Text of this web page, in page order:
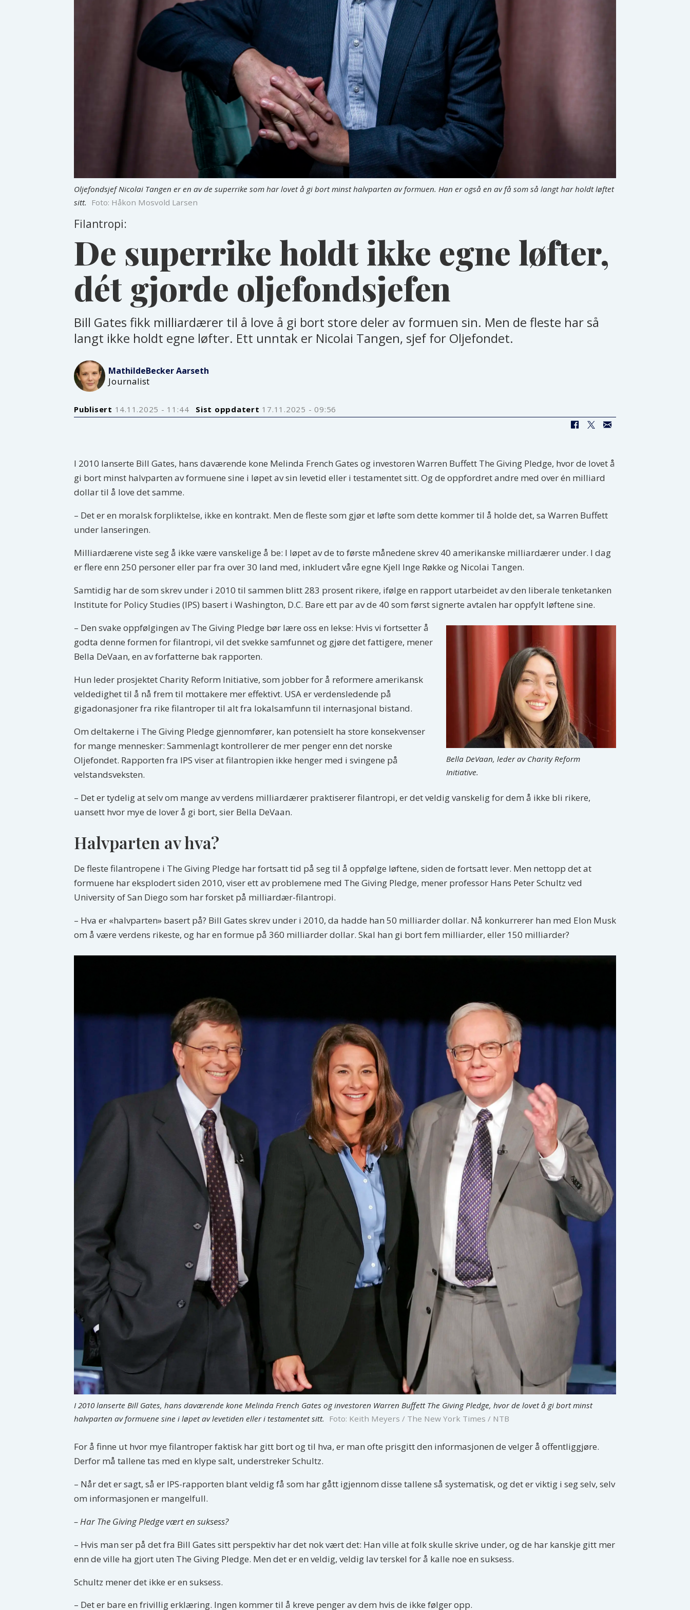
Oljefondsjef Nicolai Tangen er en av de superrike som har lovet å gi bort minst halvparten av formuen. Han er også en av få som så langt har holdt løftet
sitt. Foto: Håkon Mosvold Larsen
Filantropi:
De superrike holdt ikke egne løfter,
dét gjorde oljefondsjefen
Bill Gates fikk milliardærer til å love å gi bort store deler av formuen sin. Men de fleste har så
langt ikke holdt egne løfter. Ett unntak er Nicolai Tangen, sjef for Oljefondet.
MathildeBecker Aarseth
Journalist
Publisert 14.11.2025 - 11:44 Sist oppdatert 17.11.2025 - 09:56
I 2010 lanserte Bill Gates, hans daværende kone Melinda French Gates og investoren Warren Buffett The Giving Pledge, hvor de lovet å
gi bort minst halvparten av formuene sine i løpet av sin levetid eller i testamentet sitt. Og de oppfordret andre med over én milliard
dollar til å love det samme.
– Det er en moralsk forpliktelse, ikke en kontrakt. Men de fleste som gjør et løfte som dette kommer til å holde det, sa Warren Buffett
under lanseringen.
Milliardærene viste seg å ikke være vanskelige å be: I løpet av de to første månedene skrev 40 amerikanske milliardærer under. I dag
er flere enn 250 personer eller par fra over 30 land med, inkludert våre egne Kjell Inge Røkke og Nicolai Tangen.
Samtidig har de som skrev under i 2010 til sammen blitt 283 prosent rikere, ifølge en rapport utarbeidet av den liberale tenketanken
Institute for Policy Studies (IPS) basert i Washington, D.C. Bare ett par av de 40 som først signerte avtalen har oppfylt løftene sine.
Bella DeVaan, leder av Charity Reform
Initiative.
– Den svake oppfølgingen av The Giving Pledge bør lære oss en lekse: Hvis vi fortsetter å
godta denne formen for filantropi, vil det svekke samfunnet og gjøre det fattigere, mener
Bella DeVaan, en av forfatterne bak rapporten.
Hun leder prosjektet Charity Reform Initiative, som jobber for å reformere amerikansk
veldedighet til å nå frem til mottakere mer effektivt. USA er verdensledende på
gigadonasjoner fra rike filantroper til alt fra lokalsamfunn til internasjonal bistand.
Om deltakerne i The Giving Pledge gjennomfører, kan potensielt ha store konsekvenser
for mange mennesker: Sammenlagt kontrollerer de mer penger enn det norske
Oljefondet. Rapporten fra IPS viser at filantropien ikke henger med i svingene på
velstandsveksten.
– Det er tydelig at selv om mange av verdens milliardærer praktiserer filantropi, er det veldig vanskelig for dem å ikke bli rikere,
uansett hvor mye de lover å gi bort, sier Bella DeVaan.
Halvparten av hva?
De fleste filantropene i The Giving Pledge har fortsatt tid på seg til å oppfølge løftene, siden de fortsatt lever. Men nettopp det at
formuene har eksplodert siden 2010, viser ett av problemene med The Giving Pledge, mener professor Hans Peter Schultz ved
University of San Diego som har forsket på milliardær-filantropi.
– Hva er «halvparten» basert på? Bill Gates skrev under i 2010, da hadde han 50 milliarder dollar. Nå konkurrerer han med Elon Musk
om å være verdens rikeste, og har en formue på 360 milliarder dollar. Skal han gi bort fem milliarder, eller 150 milliarder?
I 2010 lanserte Bill Gates, hans daværende kone Melinda French Gates og investoren Warren Buffett The Giving Pledge, hvor de lovet å gi bort minst
halvparten av formuene sine i løpet av levetiden eller i testamentet sitt. Foto: Keith Meyers / The New York Times / NTB
For å finne ut hvor mye filantroper faktisk har gitt bort og til hva, er man ofte prisgitt den informasjonen de velger å offentliggjøre.
Derfor må tallene tas med en klype salt, understreker Schultz.
– Når det er sagt, så er IPS-rapporten blant veldig få som har gått igjennom disse tallene så systematisk, og det er viktig i seg selv, selv
om informasjonen er mangelfull.
– Har The Giving Pledge vært en suksess?
– Hvis man ser på det fra Bill Gates sitt perspektiv har det nok vært det: Han ville at folk skulle skrive under, og de har kanskje gitt mer
enn de ville ha gjort uten The Giving Pledge. Men det er en veldig, veldig lav terskel for å kalle noe en suksess.
Schultz mener det ikke er en suksess.
– Det er bare en frivillig erklæring. Ingen kommer til å kreve penger av dem hvis de ikke følger opp.